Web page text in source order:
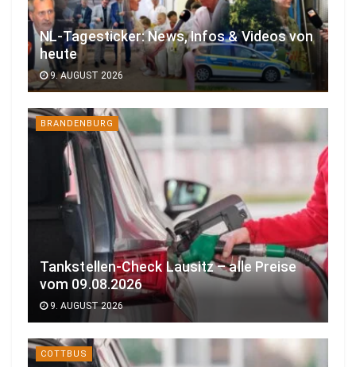
NL-Tagesticker: News, Infos & Videos von
heute
9. AUGUST 2026
BRANDENBURG
Tankstellen-Check Lausitz – alle Preise
vom 09.08.2026
9. AUGUST 2026
COTTBUS